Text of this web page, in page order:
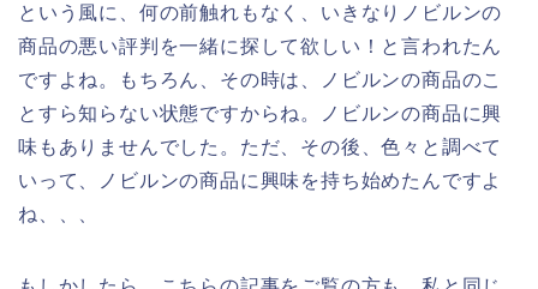
という風に、何の前触れもなく、いきなりノビルンの
商品の悪い評判を一緒に探して欲しい！と言われたん
ですよね。もちろん、その時は、ノビルンの商品のこ
とすら知らない状態ですからね。ノビルンの商品に興
味もありませんでした。ただ、その後、色々と調べて
いって、ノビルンの商品に興味を持ち始めたんですよ
ね、、、